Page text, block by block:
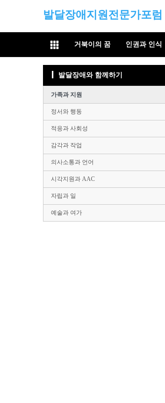
발달장애지원전문가포럼
거북이의 꿈 인권과 인식
발달장애와 함께하기
가족과 지원
정서와 행동
적응과 사회성
감각과 작업
의사소통과 언어
시각지원과 AAC
자립과 일
예술과 여가